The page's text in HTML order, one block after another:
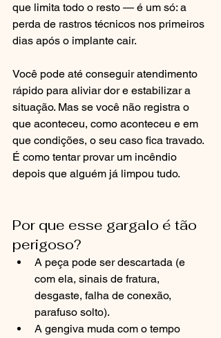
que limita todo o resto — é um só: a
perda de rastros técnicos nos primeiros
dias após o implante cair.
Você pode até conseguir atendimento
rápido para aliviar dor e estabilizar a
situação. Mas se você não registra o
que aconteceu, como aconteceu e em
que condições, o seu caso fica travado.
É como tentar provar um incêndio
depois que alguém já limpou tudo.
Por que esse gargalo é tão
perigoso?
A peça pode ser descartada (e
com ela, sinais de fratura,
desgaste, falha de conexão,
parafuso solto).
A gengiva muda com o tempo